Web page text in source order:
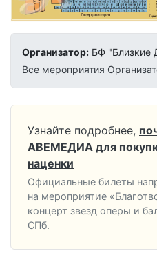
Организатор: БФ "Близкие
Все мероприятия
Узнайте подробнее,
АВЕМЕДИА для
наценки
Официальные билеты
на мероприятие
концерт звезд оперы и
СПб.